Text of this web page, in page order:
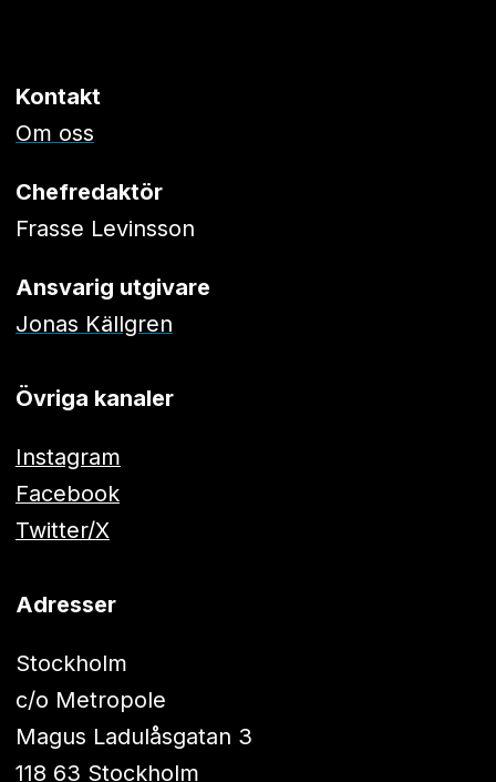
Kontakt
Om oss
Chefredaktör
Frasse Levinsson
Ansvarig utgivare
Jonas Källgren
Övriga kanaler
Instagram
Facebook
Twitter/X
Adresser
Stockholm
c/o Metropole
Magus Ladulåsgatan 3
118 63 Stockholm